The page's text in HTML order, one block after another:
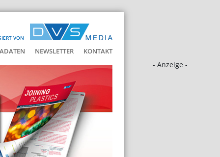
VON
NEWSLETTER KONTAKT
- Anzeige -